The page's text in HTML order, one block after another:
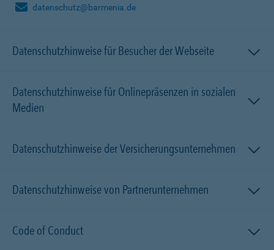
datenschutz@barmenia.de
Datenschutzhinweise für Besucher der Webseite
Datenschutzhinweise für Onlinepräsenzen in sozialen
Medien
Datenschutzhinweise der Versicherungsunternehmen
Datenschutzhinweise von Partnerunternehmen
Code of Conduct